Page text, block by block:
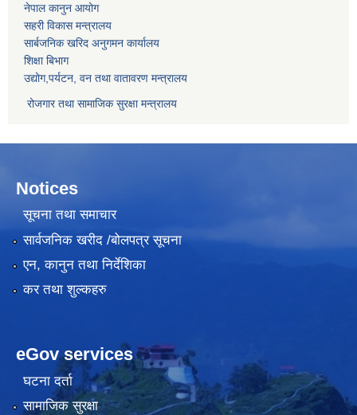
नेपाल कानुन आयोग
सहरी विकास मन्त्रालय
सार्बजनिक खरिद अनुगमन कार्यालय
शिक्षा बिभाग
उद्योग,पर्यटन, वन तथा वातावरण मन्त्रालय
रोजगार तथा सामाजिक सुरक्षा मन्त्रालय
Notices
सूचना तथा समाचार
सार्वजनिक खरीद /बोलपत्र सूचना
एन, कानुन तथा निर्देशिका
कर तथा शुल्कहरु
eGov services
घटना दर्ता
सामाजिक सुरक्षा